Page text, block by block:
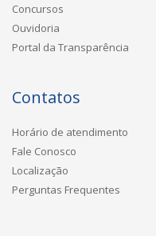
Concursos
Ouvidoria
Portal da Transparência
Contatos
Horário de atendimento
Fale Conosco
Localização
Perguntas Frequentes